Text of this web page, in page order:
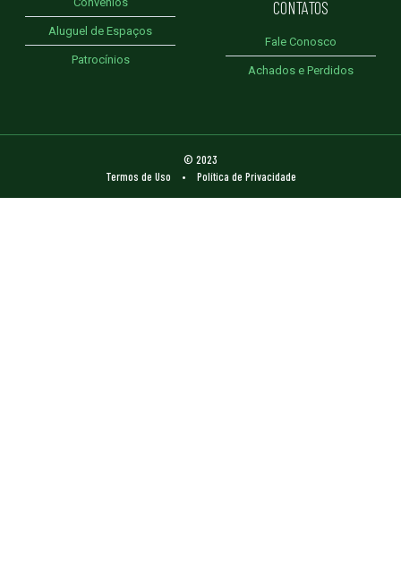
Aluguel de Espaços
Patrocínios
CONTATOS
Fale Conosco
Achados e Perdidos
© 2023
Termos de Uso • Política de Privacidade